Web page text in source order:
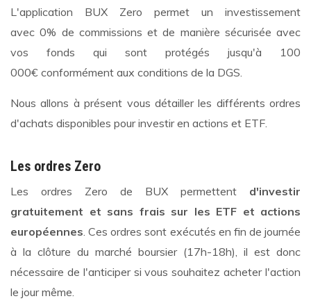
L'application BUX Zero permet un investissement
avec 0% de commissions et de manière sécurisée avec
vos fonds qui sont protégés jusqu'à 100
000€ conformément aux conditions de la DGS.
Nous allons à présent vous détailler les différents ordres
d'achats disponibles pour investir en actions et ETF.
Les ordres Zero
Les ordres Zero de BUX permettent d'investir
gratuitement et sans frais sur les ETF et actions
européennes. Ces ordres sont exécutés en fin de journée
à la clôture du marché boursier (17h-18h), il est donc
nécessaire de l'anticiper si vous souhaitez acheter l'action
le jour même.